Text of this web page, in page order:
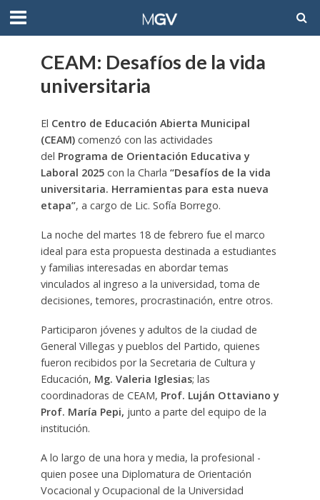
CEAM: Desafíos de la vida
universitaria
El Centro de Educación Abierta Municipal
(CEAM)comenzó con las actividades
del Programa de Orientación Educativa y
Laboral 2025con la Charla “Desafíos de la vida
universitaria. Herramientas para esta nueva
etapa”, a cargo de Lic. Sofía Borrego.
La noche del martes 18 de febrero fue el marco
ideal para esta propuesta destinada a estudiantes
y familias interesadas en abordar temas
vinculados al ingreso a la universidad, toma de
decisiones, temores, procrastinación, entre otros.
Participaron jóvenes y adultos de la ciudad de
General Villegas y pueblos del Partido, quienes
fueron recibidos por la Secretaria de Cultura y
Educación, Mg. Valeria Iglesias; las
coordinadoras de CEAM, Prof. Luján Ottaviano y
Prof. María Pepi, junto a parte del equipo de la
institución.
A lo largo de una hora y media, la profesional -
quien posee una Diplomatura de Orientación
Vocacional y Ocupacional de la Universidad